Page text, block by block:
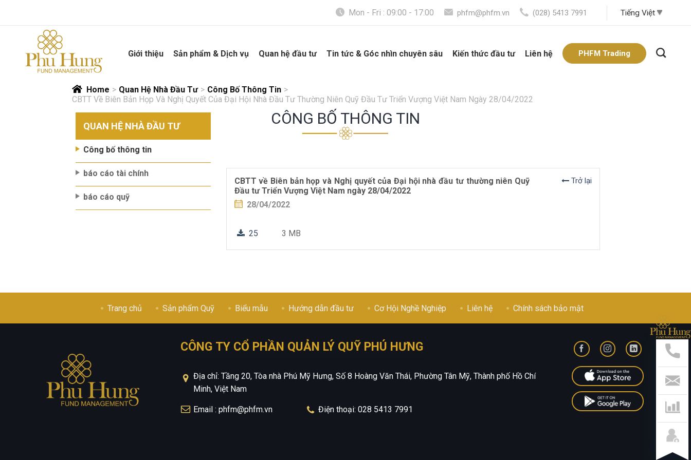
content
Mon - Fri : 09:00 - 17:00 phfm@phfm.vn (028) 5413 7991
Giới thiệu Sản phẩm & Dịch vụ Quan hệ đầu tư Tin tức & Góc nhìn chuyên sâu Kiến thức đầu tư Liên hệ PHFM Trading
Home > Quan Hệ Nhà Đầu Tư > Công Bố Thông Tin >
CBTT Về Biên Bản Họp Và Nghị Quyết Của Đại Hội Nhà Đầu Tư Thường Niên Quỹ Đầu Tư Triển Vượng Việt Nam Ngày 28/04/2022
CÔNG BỐ THÔNG TIN
QUAN HỆ NHÀ ĐẦU TƯ
Công bố thông tin
báo cáo tài chính
báo cáo quỹ
CBTT về Biên bản họp và Nghị quyết của Đại hội nhà đầu tư thường niên Quỹ
Đầu tư Triển Vượng Việt Nam ngày 28/04/2022
Trở lại
28/04/2022
25 3 MB
Trang chủ Sản phẩm Quỹ Biểu mẫu Hướng dẫn đầu tư Cơ Hội Nghề Nghiệp Liên hệ Chính sách bảo mật
Hỗ
Trợ
028
Hệ
CÔNG TY CỔ PHẦN QUẢN LÝ QUỸ PHÚ HƯNG
Địa chỉ: Tầng 20, Tòa nhà Phú Mỹ Hưng, Số 8 Hoàng Văn Thái, Phường Tân Mỹ, Thành phố Hồ Chí
Minh, Việt Nam
Email : phfm@phfm.vn Điện thoại: 028 5413 7991